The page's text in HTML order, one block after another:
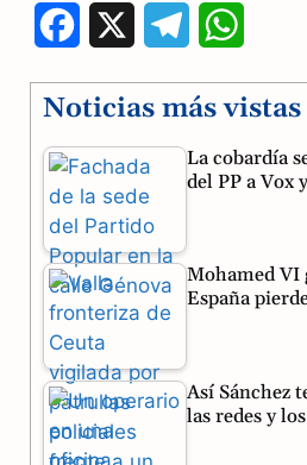
c
e
b
o
o
k
l
e
a
a
t
p
Noticias más vistas
La cobardía
del PP a Vox
Mohamed VI
España
Así Sánchez
las redes y